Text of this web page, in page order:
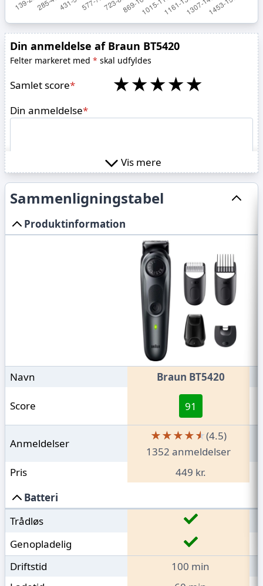
Din anmeldelse af Braun BT5420
Felter markeret med * skal udfyldes
Samlet score* ★★★★★
Din anmeldelse*
Vis mere
Sammenligningstabel
Produktinformation
Navn Braun BT5420
Score 91
Anmeldelser
★★★★★
★★★★★(4.5)
1352 anmeldelser
Pris
449 kr.
Batteri
Trådløs
Genopladelig
Driftstid
100 min